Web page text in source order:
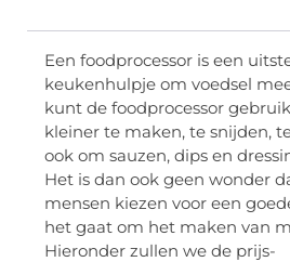
Een foodprocessor is een
keukenhulpje om voedsel
kunt de foodprocessor
kleiner te maken, te snijden,
ook om sauzen, dips en
Het is dan ook geen wonder
mensen kiezen voor een
het gaat om het maken van
Hieronder zullen we de prijs-